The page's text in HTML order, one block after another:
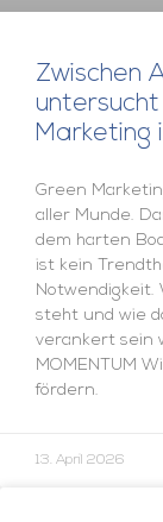
Zwischen
Marketing
Green
aller Munde.
dem harten
ist kein
Notwendigkeit.
steht und wie
verankert sein
MOMENTUM
fördern.
13. April 2026